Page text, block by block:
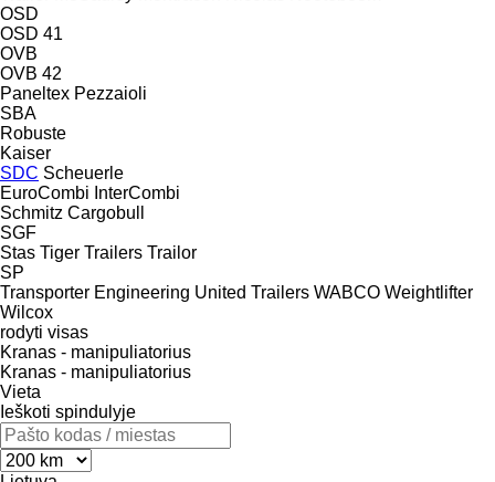
OSD
OSD 41
OVB
OVB 42
Paneltex Pezzaioli
SBA
Robuste
Kaiser
SDC Scheuerle
EuroCombi InterCombi
Schmitz Cargobull
SGF
Stas Tiger Trailers Trailor
SP
Transporter Engineering United Trailers WABCO Weightlifter
Wilcox
rodyti visas
Kranas - manipuliatorius
Kranas - manipuliatorius
Vieta
Ieškoti spindulyje